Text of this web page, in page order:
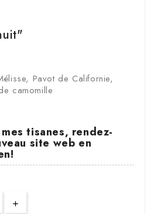
Pavot de Californie,
camomille
tisanes, rendez-
site web en